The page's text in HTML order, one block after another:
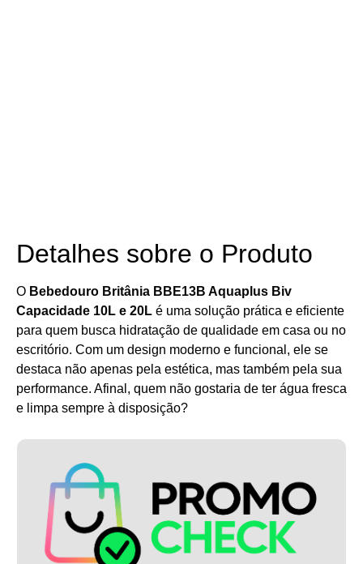
Detalhes sobre o Produto
O Bebedouro Britânia BBE13B Aquaplus Biv
Capacidade 10L e 20L é uma solução prática e eficiente
para quem busca hidratação de qualidade em casa ou no
escritório. Com um design moderno e funcional, ele se
destaca não apenas pela estética, mas também pela sua
performance. Afinal, quem não gostaria de ter água fresca
e limpa sempre à disposição?